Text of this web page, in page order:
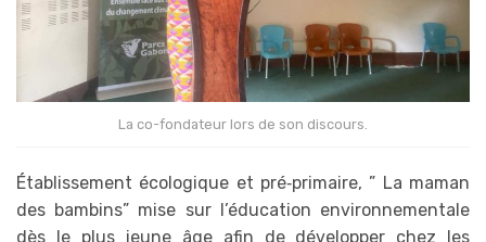
La co-fondateur lors de son discours.
Établissement écologique et pré‑primaire, ” La maman
des bambins” mise sur l’éducation environnementale
dès le plus jeune âge afin de développer chez les